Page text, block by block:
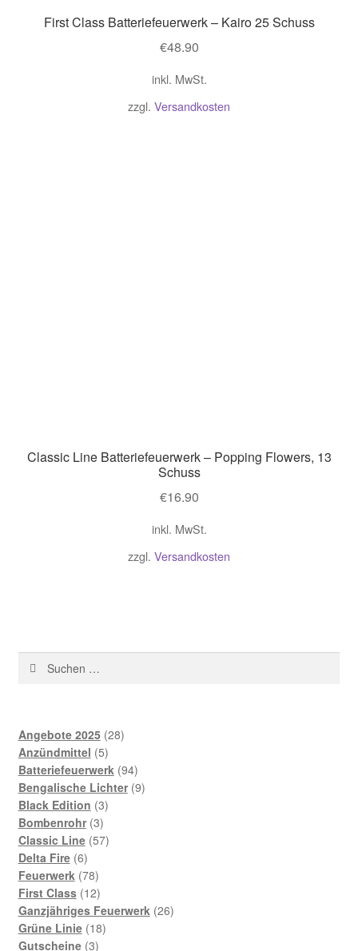
First Class Batteriefeuerwerk – Kairo 25 Schuss
€48.90
inkl. MwSt.
zzgl. Versandkosten
Classic Line Batteriefeuerwerk – Popping Flowers, 13
Schuss
€16.90
inkl. MwSt.
zzgl. Versandkosten
Suchen
Angebote 2025 2828
Anzündmittel 55
Produkte
Batteriefeuerwerk 9494
Produkte
Bengalische Lichter 99
Black Edition 33
Bombenrohr 33
Produkte
Classic Line 5757
Delta Fire 66
Produkte
Feuerwerk 7878
Produkte
First Class 1212
Produkte
Ganzjähriges Feuerwerk 2626
Grüne Linie 1818
Gutscheine 33